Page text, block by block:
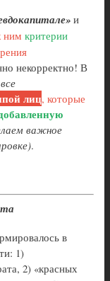
и
ним критерии
некорректно! В
лиц, которые
важное
.
в
1)
2) «красных